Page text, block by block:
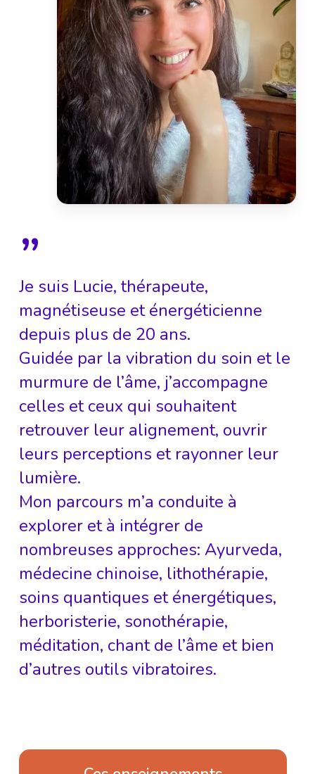
”
Je suis Lucie, thérapeute,
magnétiseuse et énergéticienne
depuis plus de 20 ans.
Guidée par la vibration du soin et le
murmure de l’âme, j’accompagne
celles et ceux qui souhaitent
retrouver leur alignement, ouvrir
leurs perceptions et rayonner leur
lumière.
Mon parcours m’a conduite à
explorer et à intégrer de
nombreuses approches: Ayurveda,
médecine chinoise, lithothérapie,
soins quantiques et énergétiques,
herboristerie, sonothérapie,
méditation, chant de l’âme et bien
d’autres outils vibratoires.